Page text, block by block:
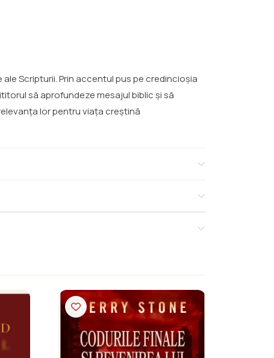
Scripturii. Prin accentul pus pe credincioșia
să aprofundeze mesajul biblic și să
lor pentru viața creștină